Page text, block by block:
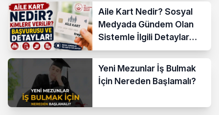
Aile Kart Nedir? Sosyal
Medyada Gündem Olan
Sistemle İlgili Detaylar
Araştırılıyor
Yeni Mezunlar İş Bulmak
İçin Nereden Başlamalı?